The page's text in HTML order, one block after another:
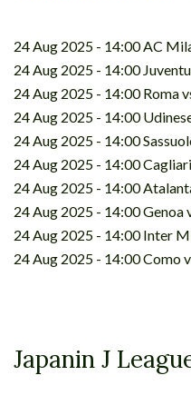
24 Aug 2025 - 14:00 AC
24 Aug 2025 - 14:00
24 Aug 2025 - 14:00 Roma
24 Aug 2025 - 14:00
24 Aug 2025 - 14:00
24 Aug 2025 - 14:00
24 Aug 2025 - 14:00
24 Aug 2025 - 14:00 Genoa
24 Aug 2025 - 14:00 Inter
24 Aug 2025 - 14:00 Como
Japanin J